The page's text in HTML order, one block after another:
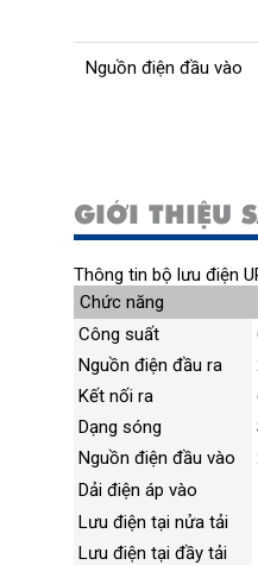
Nguồn điện đầu vào
Lưu điện tại đầy tải
Cảnh báo âm thanh
Bảo vệ và lọc sét
Tự ổn định điện áp
Điều kiện nhiệt độ/
Khác
GIỚI THIỆU
Thông tin bộ lưu điện
Chức năng
Công suất
Nguồn điện đầu ra
Kết nối ra
Dạng sóng
Nguồn điện đầu vào
Dải điện áp vào
Lưu điện tại nửa tải
Lưu điện tại đầy tải